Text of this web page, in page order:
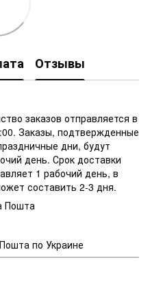
Отзывы
заказов отправляется в
Заказы, подтвержденные
дни, будут
день. Срок доставки
1 рабочий день, в
составить 2-3 дня.
Пошта
по Украине